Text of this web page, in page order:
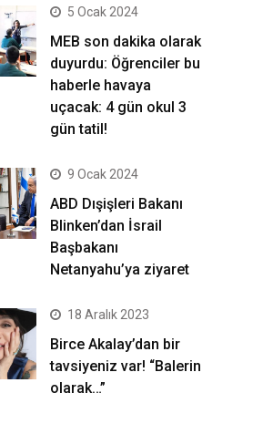
5 Ocak 2024
MEB son dakika olarak
duyurdu: Öğrenciler bu
haberle havaya
uçacak: 4 gün okul 3
gün tatil!
9 Ocak 2024
ABD Dışişleri Bakanı
Blinken’dan İsrail
Başbakanı
Netanyahu’ya ziyaret
18 Aralık 2023
Birce Akalay’dan bir
tavsiyeniz var! “Balerin
olarak…”